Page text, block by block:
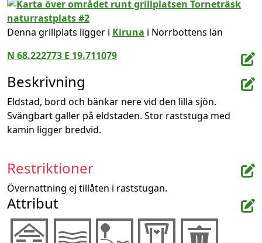
Denna grillplats ligger i Kiruna i Norrbottens län
N 68.222773 E 19.711079
Beskrivning
Eldstad, bord och bänkar nere vid den lilla sjön.
Svängbart galler på eldstaden. Stor raststuga med
kamin ligger bredvid.
Restriktioner
Övernattning ej tillåten i raststugan.
Attribut